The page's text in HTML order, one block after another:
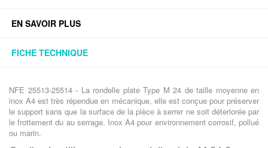
EN SAVOIR PLUS
FICHE TECHNIQUE
NFE 25513-25514 - La rondelle plate Type M 24 de taille moyenne en
inox A4 est très répendue en mécanique, elle est conçue pour préserver
le support sans que la surface de la pièce à serrer ne soit déteriorée par
le frottement du au serrage. Inox A4 pour environnement corrosif, pollué
ou marin.